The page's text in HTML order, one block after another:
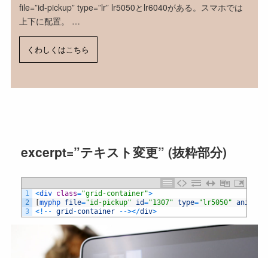
file=”id-pickup” type=”lr” lr5050とlr6040がある。スマホでは
上下に配置。 …
くわしくはこちら
excerpt=”テキスト変更” (抜粋部分)
1
2
3
<div class="grid-container">
myphp file="id-pickup" id="1307" type="lr5050"
< ! -- grid -container --></div>